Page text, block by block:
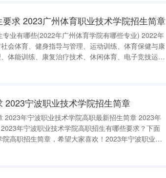
求 2023广州体育职业技术学院招生简章
业有哪些(2022年广州体育学院有哪些专业) 2022年
会体育、健身指导与管理、运动训练、体育保健与康
体能训练、康复治疗技术、休闲体育、电子竞技运动
相关内容，供大家参考：一、广州体育职业技术学院
2023宁波职业技术学院招生简章
年宁波职业技术学院高职招生有哪些要求？下面
高职招生简章，希望大家喜欢！2023年宁波职业技
高职提前招生计划已经公布，以下是各专业招